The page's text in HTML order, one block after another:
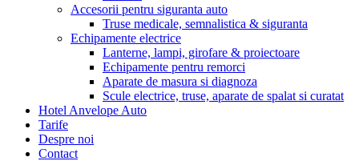
Accesorii pentru siguranta auto
Truse medicale, semnalistica & siguranta
Echipamente electrice
Lanterne, lampi, girofare & proiectoare
Echipamente pentru remorci
Aparate de masura si diagnoza
Scule electrice, truse, aparate de spalat si curatat
Hotel Anvelope Auto
Tarife
Despre noi
Contact